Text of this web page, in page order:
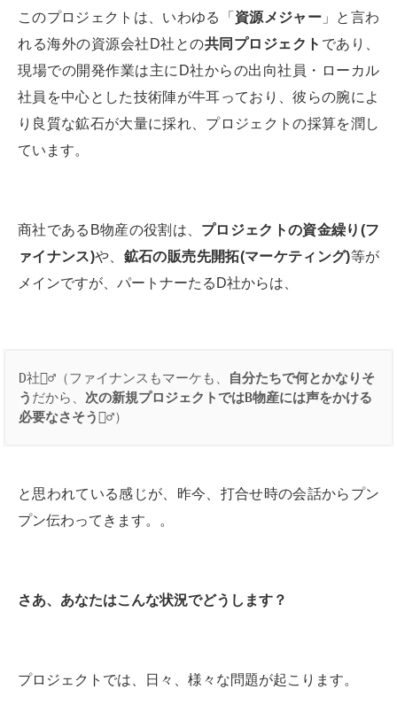
このプロジェクトは、いわゆる「 資源メジャー 」と言わ
れる海外の資源会社D社との共同プロジェクト であり、
現場での開発作業は主にD社からの出向社員・ローカル
社員を中心とした技術陣が牛耳っており、彼らの腕によ
り良質な鉱石が大量に採れ、プロジェクトの採算を潤し
ています。
商社であるB物産の役割は、 プロジェクトの資金繰り (フ
ァイナンス)や、 鉱石の販売先開拓(マーケティング)等が
メインですが、パートナーたるD社からは、
D社👷‍♂️（ファイナンスもマーケも、
自分たちで何とかなりそ
う だから、 次の新規プロジェクトではB物産には声をかける
必要なさそう🤷‍♂️）
と思われている感じが、昨今、打合せ時の会話からプン
プン伝わってきます。。
さあ、あなたはこんな状況でどうします？
プロジェクトでは、日々、様々な問題が起こります。